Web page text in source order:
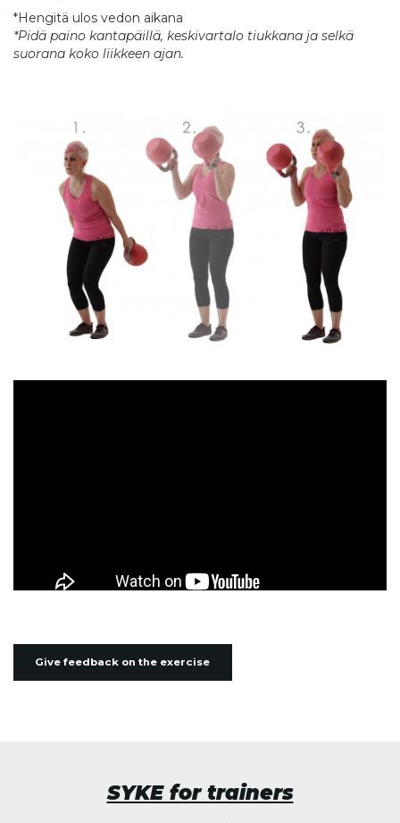
*Hengitä ulos vedon aikana
*Pidä paino kantapäillä, keskivartalo tiukkana ja selkä
suorana koko liikkeen ajan.
Give feedback on the exercise
SYKE for trainers